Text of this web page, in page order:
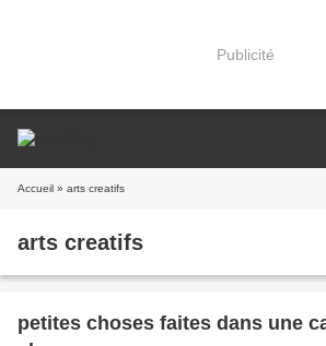
Publicité
Accueil » arts creatifs
arts creatifs
petites choses faites dans une